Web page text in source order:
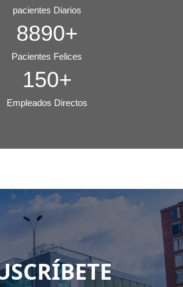
pacientes Diarios
8890+
Pacientes Felices
150+
Empleados Directos